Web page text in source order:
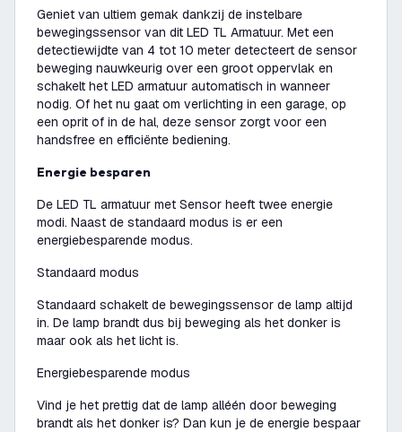
Geniet van ultiem gemak dankzij de instelbare
bewegingssensor van dit LED TL Armatuur. Met een
detectiewijdte van 4 tot 10 meter detecteert de sensor
beweging nauwkeurig over een groot oppervlak en
schakelt het LED armatuur automatisch in wanneer
nodig. Of het nu gaat om verlichting in een garage, op
een oprit of in de hal, deze sensor zorgt voor een
handsfree en efficiënte bediening.
Energie besparen
De LED TL armatuur met Sensor heeft twee energie
modi. Naast de standaard modus is er een
energiebesparende modus.
Standaard modus
Standaard schakelt de bewegingssensor de lamp altijd
in. De lamp brandt dus bij beweging als het donker is
maar ook als het licht is.
Energiebesparende modus
Vind je het prettig dat de lamp alléén door beweging
brandt als het donker is? Dan kun je de energie bespaar